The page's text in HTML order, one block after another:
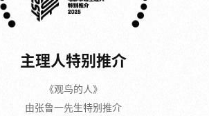
《观鸟的人》
奖项价值:非现金类